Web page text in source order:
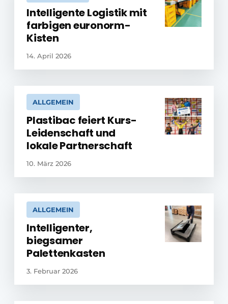
Intelligente Logistik mit
farbigen euronorm-
Kisten
14. April 2026
ALLGEMEIN
Plastibac feiert Kurs-
Leidenschaft und
lokale Partnerschaft
10. März 2026
ALLGEMEIN
Intelligenter,
biegsamer
Palettenkasten
3. Februar 2026